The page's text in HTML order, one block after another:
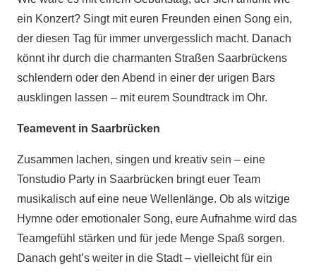
ein Konzert? Singt mit euren Freunden einen Song ein,
der diesen Tag für immer unvergesslich macht. Danach
könnt ihr durch die charmanten Straßen Saarbrückens
schlendern oder den Abend in einer der urigen Bars
ausklingen lassen – mit eurem Soundtrack im Ohr.
Teamevent in Saarbrücken
Zusammen lachen, singen und kreativ sein – eine
Tonstudio Party in Saarbrücken bringt euer Team
musikalisch auf eine neue Wellenlänge. Ob als witzige
Hymne oder emotionaler Song, eure Aufnahme wird das
Teamgefühl stärken und für jede Menge Spaß sorgen.
Danach geht’s weiter in die Stadt – vielleicht für ein